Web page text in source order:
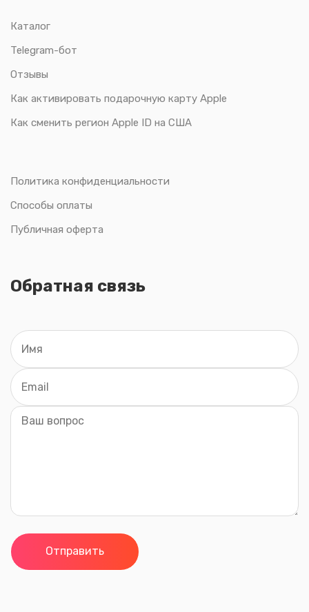
Каталог
Telegram-бот
Отзывы
Как активировать подарочную карту Apple
Как сменить регион Apple ID на США
Политика конфиденциальности
Способы оплаты
Публичная оферта
Обратная связь